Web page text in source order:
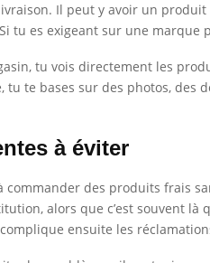
livraison. Il peut y avoir un
tu es exigeant sur une
tu vois directement les
tu te bases sur des photos, des
à éviter
commander des produits frais
alors que c’est souvent
ensuite les